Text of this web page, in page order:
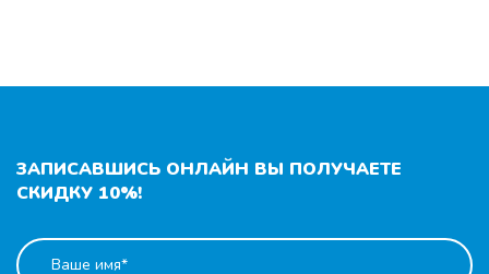
ЗАПИСАВШИСЬ ОНЛАЙН ВЫ ПОЛУЧАЕТЕ
СКИДКУ 10%!